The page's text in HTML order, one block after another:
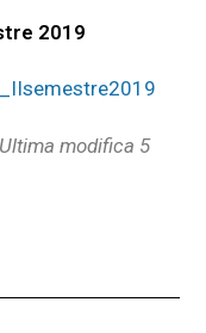
2019
modifica 5